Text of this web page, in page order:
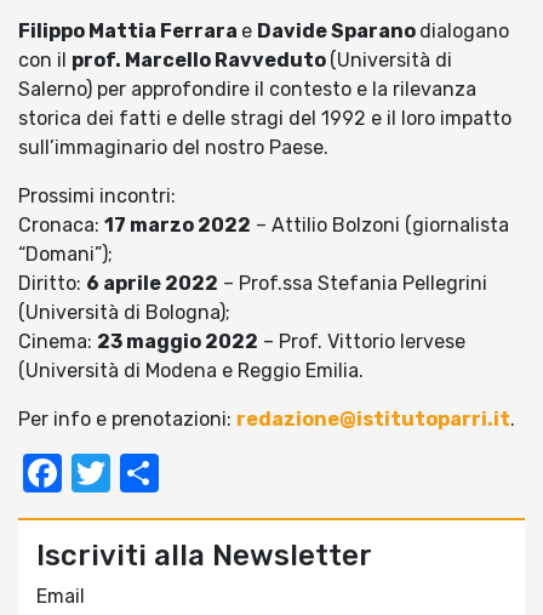
Filippo Mattia Ferrara e Davide Sparano dialogano
con il prof. Marcello Ravveduto (Università di
Salerno) per approfondire il contesto e la rilevanza
storica dei fatti e delle stragi del 1992 e il loro impatto
sull’immaginario del nostro Paese.
Prossimi incontri:
Cronaca: 17 marzo 2022 – Attilio Bolzoni (giornalista
“Domani”);
Diritto: 6 aprile 2022 – Prof.ssa Stefania Pellegrini
(Università di Bologna);
Cinema: 23 maggio 2022 – Prof. Vittorio Iervese
(Università di Modena e Reggio Emilia.
Per info e prenotazioni: redazione@istitutoparri.it.
Facebook
Twitter
Iscriviti alla Newsletter
Email